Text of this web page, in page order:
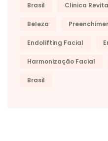
Brasil Clinica
Beleza
Endolifting Facial
Harmonização Facial
Brasil